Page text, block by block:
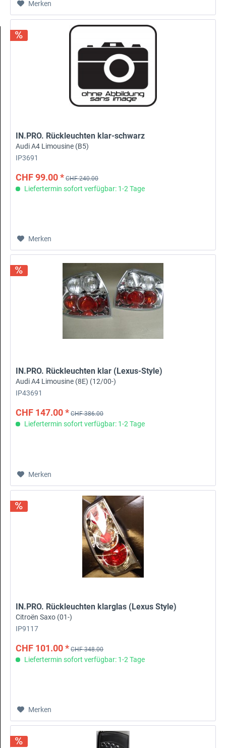
Merken
IN.PRO. Rückleuchten klar-schwarz
Audi A4 Limousine (B5)
IP3691
CHF 99.00 * CHF 240.00
Liefertermin sofort verfügbar: 1-2 Tage
Merken
IN.PRO. Rückleuchten klar (Lexus-Style)
Audi A4 Limousine (8E) (12/00-)
IP43691
CHF 147.00 * CHF 386.00
Liefertermin sofort verfügbar: 1-2 Tage
Merken
IN.PRO. Rückleuchten klarglas (Lexus Style)
Citroën Saxo (01-)
IP9117
CHF 101.00 * CHF 348.00
Liefertermin sofort verfügbar: 1-2 Tage
Merken